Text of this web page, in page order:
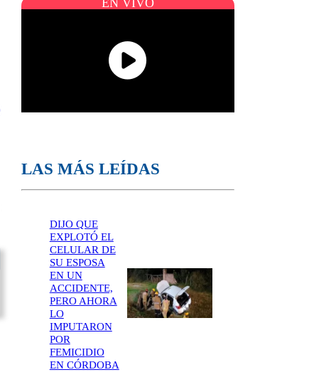
EN VIVO
LAS MÁS LEÍDAS
DIJO QUE
EXPLOTÓ EL
CELULAR DE
SU ESPOSA
EN UN
ACCIDENTE,
PERO AHORA
LO
IMPUTARON
POR
FEMICIDIO
EN CÓRDOBA